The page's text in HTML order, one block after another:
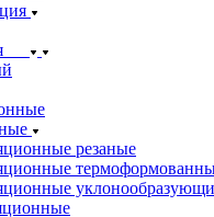
резаные